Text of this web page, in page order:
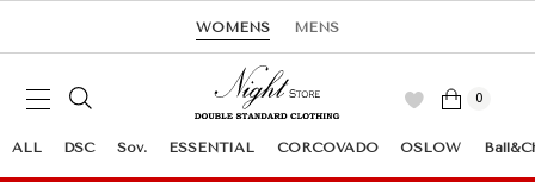
WOMENS MENS
0
ALL DSC Sov. ESSENTIAL CORCOVADO OSLOW